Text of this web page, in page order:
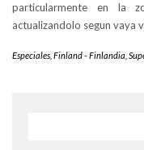
particularmente en la
actualizandolo segun vaya
Especiales Finland - Finlandia